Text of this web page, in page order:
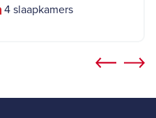
4 slaapkamers